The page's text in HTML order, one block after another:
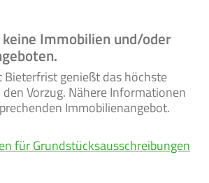
RATSINFO TUNGEN
JOBS BEKANNT-
MACHUNGEN
Immobilien und/oder
Bieterfrist genießt das höchste
den Vorzug. Nähere Informationen
Immobilienangebot.
für Grundstücksausschreibungen